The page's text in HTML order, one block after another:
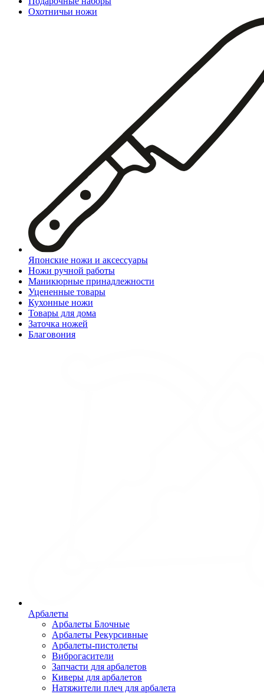
Охотничьи ножи
Японские ножи и аксессуары
Ножи ручной работы
Маникюрные принадлежности
Уцененные товары
Кухонные ножи
Товары для дома
Заточка ножей
Благовония
Арбалеты
Арбалеты Блочные
Арбалеты Рекурсивные
Арбалеты-пистолеты
Виброгасители
Запчасти для арбалетов
Киверы для арбалетов
Натяжители плеч для арбалета